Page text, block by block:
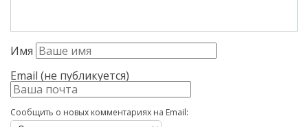
Имя
Email (не публикуется)
Сообщить о новых комментариях на Email: